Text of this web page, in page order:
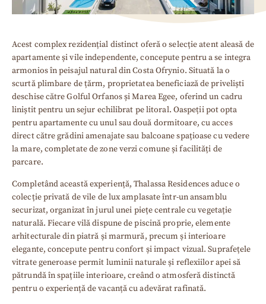
Acest complex rezidențial distinct oferă o selecție atent aleasă de
apartamente și vile independente, concepute pentru a se integra
armonios în peisajul natural din Costa Ofrynio. Situată la o
scurtă plimbare de țărm, proprietatea beneficiază de priveliști
deschise către Golful Orfanos și Marea Egee, oferind un cadru
liniștit pentru un sejur echilibrat pe litoral. Oaspeții pot opta
pentru apartamente cu unul sau două dormitoare, cu acces
direct către grădini amenajate sau balcoane spațioase cu vedere
la mare, completate de zone verzi comune și facilități de
parcare.
Completând această experiență, Thalassa Residences aduce o
colecție privată de vile de lux amplasate într-un ansamblu
securizat, organizat în jurul unei piețe centrale cu vegetație
naturală. Fiecare vilă dispune de piscină proprie, elemente
arhitecturale din piatră și marmură, precum și interioare
elegante, concepute pentru confort și impact vizual. Suprafețele
vitrate generoase permit luminii naturale și reflexiilor apei să
pătrundă în spațiile interioare, creând o atmosferă distinctă
pentru o experiență de vacanță cu adevărat rafinată.